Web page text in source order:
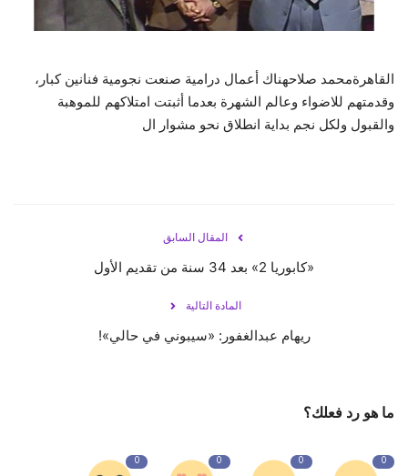
القاهرةمحمد صلاحهناك أعمال درامية صنعت نجومية فنانين كبار،
وقدمتهم للاضواء وعالم الشهرة بعدما أثبتت امتلاكهم للموهبة
والقبول ولكل نجم بداية انطلاق نحو مشوار ال
المقال السابق
«كابوريا 2» بعد 34 سنة من تقديم الأول
المادة التالية
ريهام عبدالغفور: «سيبوني في حالي»!
ما هو رد فعلك؟
0
0
0
0